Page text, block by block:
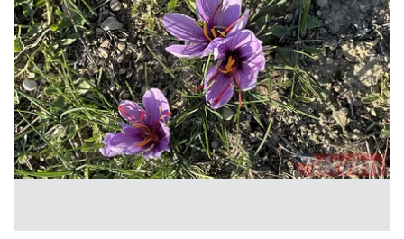
toplumu hizmetlerinin sunulması amacıyla
kullanılmaktadır. Diğer çerezler, sitemizin daha işlevsel
kılınması ve kişiselleştirilmesi ve sizlere yönelik
reklam/pazarlama faaliyetlerinin yapılması, amaçlarıyla
sınırlı olarak açık rızanız dahilinde kullanılacaktır.
Çerezlere ilişkin tercihlerinizi aşağıda yer alan panel
vasıtasıyla belirleyebilirsiniz. Çerezlere ilişkin detaylı bilgi